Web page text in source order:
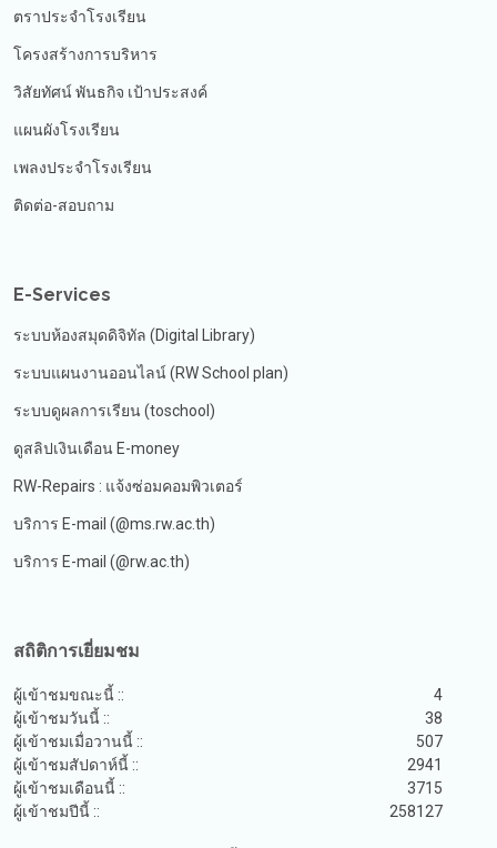
ตราประจำโรงเรียน
โครงสร้างการบริหาร
วิสัยทัศน์ พันธกิจ เป้าประสงค์
แผนผังโรงเรียน
เพลงประจำโรงเรียน
ติดต่อ-สอบถาม
E-Services
ระบบห้องสมุดดิจิทัล (Digital Library)
ระบบแผนงานออนไลน์ (RW School plan)
ระบบดูผลการเรียน (toschool)
ดูสลิปเงินเดือน E-money
RW-Repairs : แจ้งซ่อมคอมพิวเตอร์
บริการ E-mail (@ms.rw.ac.th)
บริการ E-mail (@rw.ac.th)
สถิติการเยี่ยมชม
ผู้เข้าชมขณะนี้ ::
4
ผู้เข้าชมวันนี้ ::
38
ผู้เข้าชมเมื่อวานนี้ ::
507
ผู้เข้าชมสัปดาห์นี้ ::
2941
ผู้เข้าชมเดือนนี้ ::
3715
ผู้เข้าชมปีนี้ ::
258127